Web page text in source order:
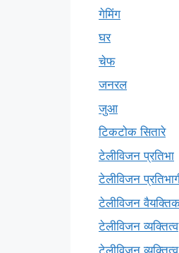
गेमिंग
घर
चेफ
जनरल
जुआ
टिकटोक सितारे
टेलीविजन प्रतिभा
टेलीविजन
टेलीविजन
टेलीविजन व्यक्तित्व
टेलीविज़न व्यक्तित्व